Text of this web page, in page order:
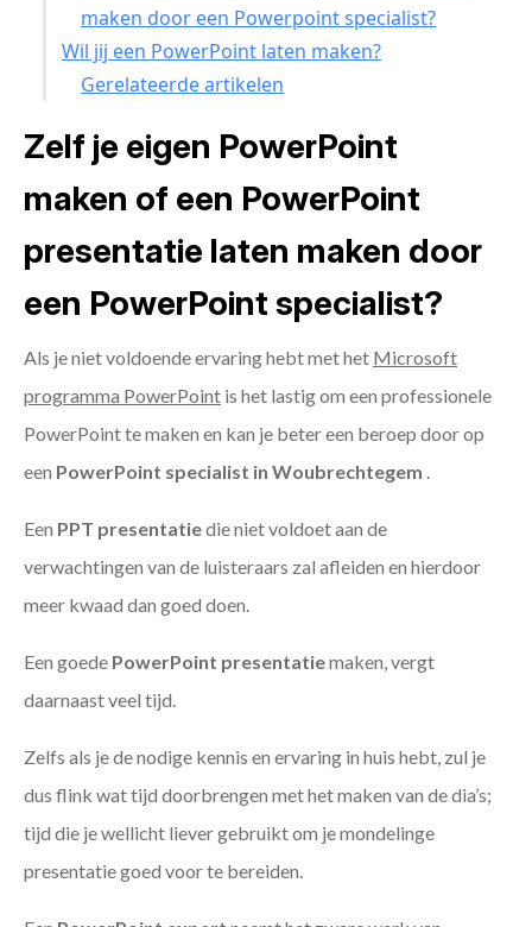
maken door een Powerpoint specialist?
Wil jij een PowerPoint laten maken?
Gerelateerde artikelen
Zelf je eigen PowerPoint
maken of een PowerPoint
presentatie laten maken door
een PowerPoint specialist?
Als je niet voldoende ervaring hebt met het Microsoft
programma PowerPoint is het lastig om een professionele
PowerPoint te maken en kan je beter een beroep door op
een PowerPoint specialist in Woubrechtegem .
Een PPT presentatiedie niet voldoet aan de
verwachtingen van de luisteraars zal afleiden en hierdoor
meer kwaad dan goed doen.
Een goede PowerPoint presentatiemaken, vergt
daarnaast veel tijd.
Zelfs als je de nodige kennis en ervaring in huis hebt, zul je
dus flink wat tijd doorbrengen met het maken van de dia’s;
tijd die je wellicht liever gebruikt om je mondelinge
presentatie goed voor te bereiden.